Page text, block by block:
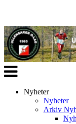
Veksle
navigasjon
Nyheter
Nyheter
Arkiv